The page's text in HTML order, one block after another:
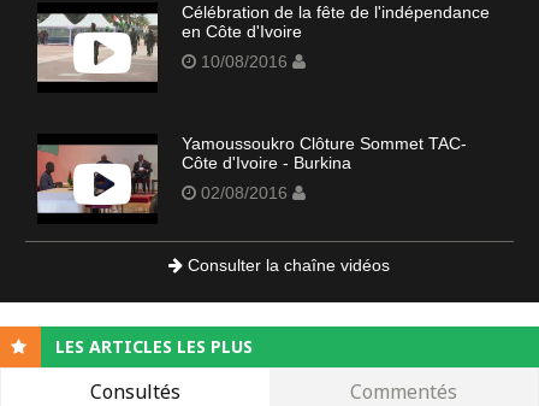
Célébration de la fête de l'indépendance
en Côte d'Ivoire
10/08/2016
Yamoussoukro Clôture Sommet TAC-
Côte d'Ivoire - Burkina
02/08/2016
Consulter la chaîne vidéos
LES ARTICLES LES PLUS
Consultés Commentés